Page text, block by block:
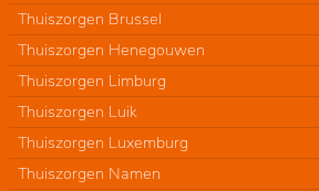
Thuiszorgen Brussel
Thuiszorgen Henegouwen
Thuiszorgen Limburg
Thuiszorgen Luik
Thuiszorgen Luxemburg
Thuiszorgen Namen